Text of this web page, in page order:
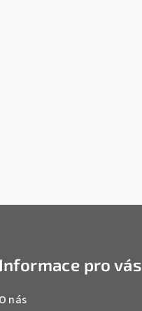
Informace pro vás
O nás